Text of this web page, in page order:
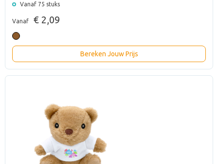
Vanaf 75 stuks
Vanaf € 2,09
Bereken Jouw Prijs